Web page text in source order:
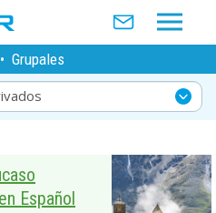
• Grupales
Español